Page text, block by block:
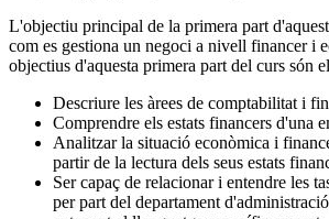
L'objectiu principal de la primera part
com es gestiona un negoci a nivell financer i
objectius d'aquesta primera part del curs són
Descriure les àrees de comptabilitat i
Comprendre els estats financers d'una
Analitzar la situació econòmica i
partir de la lectura dels seus estats
Ser capaç de relacionar i entendre les
per part del departament